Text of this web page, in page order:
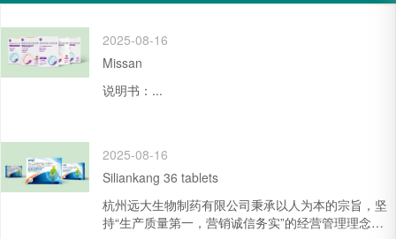
2025-08-16
Missan
说明书：...
2025-08-16
Siliankang 36 tablets
杭州远大生物制药有限公司秉承以人为本的宗旨，坚
持“生产质量第一，营销诚信务实”的经营管理理念，